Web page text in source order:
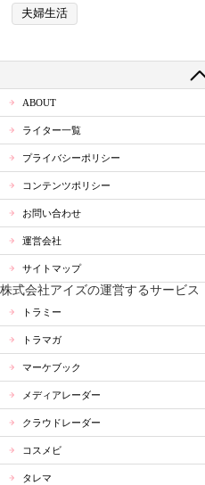
夫婦生活
ABOUT
ライター一覧
プライバシーポリシー
コンテンツポリシー
お問い合わせ
運営会社
サイトマップ
株式会社アイズの運営するサービス
トラミー
トラマガ
マーケブック
メディアレーダー
クラウドレーダー
コスメビ
タレマ